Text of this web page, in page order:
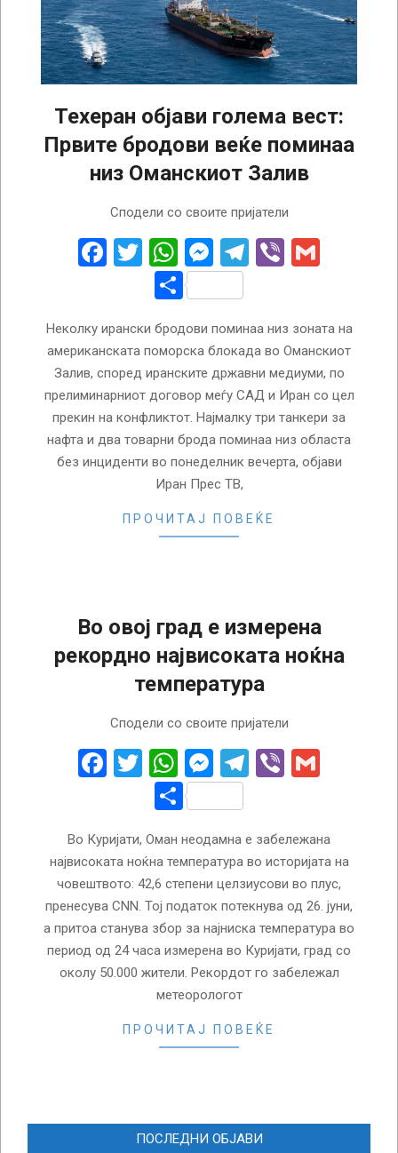
Техеран објави голема вест:
Првите бродови веќе поминаа
низ Оманскиот Залив
Сподели со своите пријатели
Facebook
Twitter
WhatsApp
Messenger
Telegram
Viber
Share
Неколку ирански бродови поминаа низ зоната на
американската поморска блокада во Оманскиот
Залив, според иранските државни медиуми, по
прелиминарниот договор меѓу САД и Иран со цел
прекин на конфликтот. Најмалку три танкери за
нафта и два товарни брода поминаа низ областа
без инциденти во понеделник вечерта, објави
Иран Прес ТВ,
ПРОЧИТАЈ ПОВЕЌЕ
Во овој град е измерена
рекордно највисоката ноќна
температура
Сподели со своите пријатели
Facebook
Twitter
WhatsApp
Messenger
Telegram
Viber
Share
Во Куријати, Оман неодамна е забележана
највисоката ноќна температура во историјата на
човештвото: 42,6 степени целзиусови во плус,
пренесува CNN. Тој податок потекнува од 26. јуни,
а притоа станува збор за најниска температура во
период од 24 часа измерена во Куријати, град со
околу 50.000 жители. Рекордот го забележал
метеорологот
ПРОЧИТАЈ ПОВЕЌЕ
ПОСЛЕДНИ ОБЈАВИ